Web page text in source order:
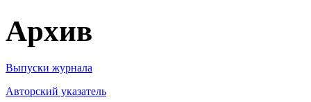
Архив
Выпуски журнала
Авторский указатель